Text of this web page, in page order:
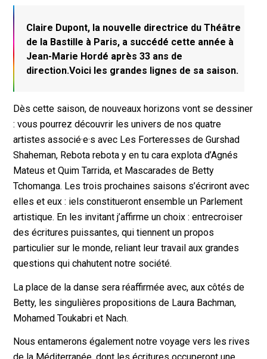
Claire Dupont, la nouvelle directrice du Théâtre
de la Bastille à Paris, a succédé cette année à
Jean-Marie Hordé après 33 ans de
direction.Voici les grandes lignes de sa saison.
Dès cette saison, de nouveaux horizons vont se dessiner
: vous pourrez découvrir les univers de nos quatre
artistes associé·e·s avec Les Forteresses de Gurshad
Shaheman, Rebota rebota y en tu cara explota d’Agnés
Mateus et Quim Tarrida, et Mascarades de Betty
Tchomanga. Les trois prochaines saisons s’écriront avec
elles et eux : iels constitueront ensemble un Parlement
artistique. En les invitant j’affirme un choix : entrecroiser
des écritures puissantes, qui tiennent un propos
particulier sur le monde, reliant leur travail aux grandes
questions qui chahutent notre société.
La place de la danse sera réaffirmée avec, aux côtés de
Betty, les singulières propositions de Laura Bachman,
Mohamed Toukabri et Nach.
Nous entamerons également notre voyage vers les rives